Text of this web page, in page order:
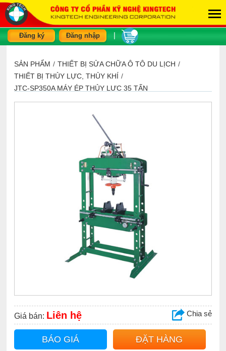
Đăng ký Đăng nhập
SẢN PHẨM / THIẾT BỊ SỬA CHỮA Ô TÔ DU LỊCH /
THIẾT BỊ THỦY LỰC, THỦY KHÍ /
JTC-SP350A MÁY ÉP THỦY LỰC 35 TẤN
Giá bán: Liên hệ Chia sẻ
BÁO GIÁ ĐẶT HÀNG